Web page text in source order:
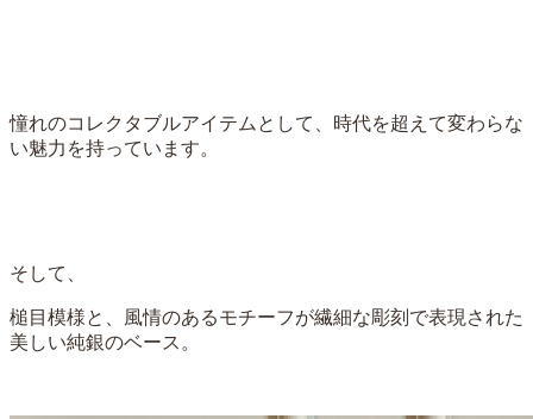
憧れのコレクタブルアイテムとして、時代を超えて変わらな
い魅力を持っています。
そして、
槌目模様と、風情のあるモチーフが繊細な彫刻で表現された
美しい純銀のベース 。